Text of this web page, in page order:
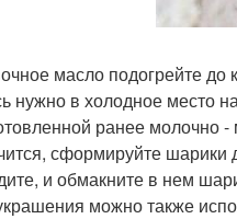
масло подогрейте
нужно в холодное место
ранее молочно
сформируйте
и обмакните в нем
можно также